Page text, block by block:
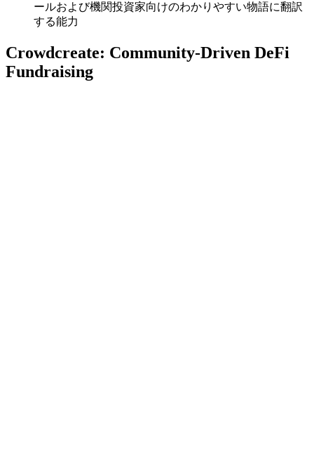
ールおよび機関投資家向けのわかりやすい物語に翻訳
する能力
Crowdcreate: Community-Driven DeFi
Fundraising